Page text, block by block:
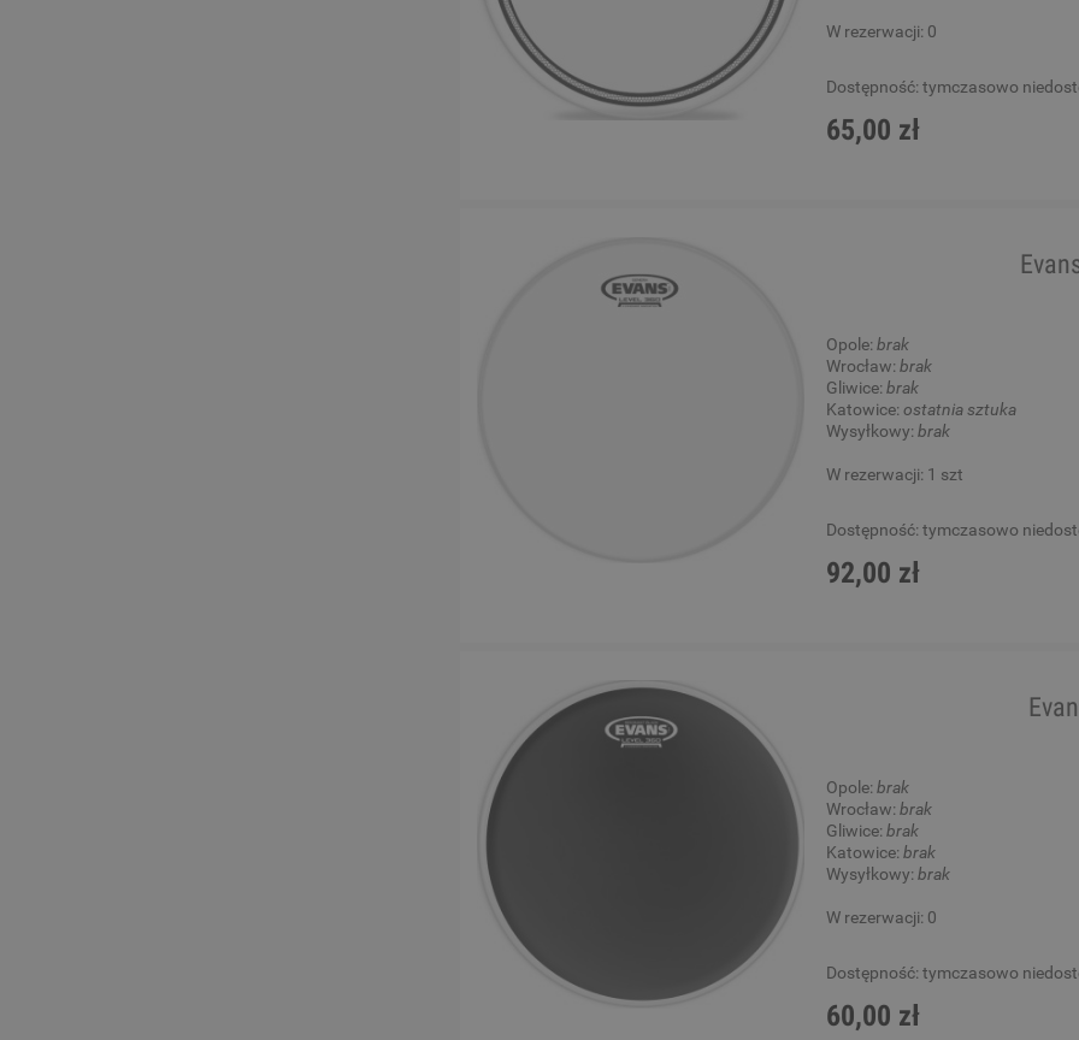
W rezerwacji: 0
Dostępność: tymczasowo
65,00 zł
Opole:brak
Wrocław:brak
Gliwice:brak
Katowice:ostatnia sztuka
Wysyłkowy:brak
W rezerwacji: 1 szt
Dostępność: tymczasowo
92,00 zł
Opole:brak
Wrocław:brak
Gliwice:brak
Katowice:brak
Wysyłkowy:brak
W rezerwacji: 0
Dostępność: tymczasowo
60,00 zł